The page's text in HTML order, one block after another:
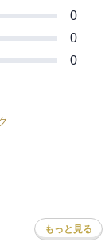
0
0
0
もっと見る